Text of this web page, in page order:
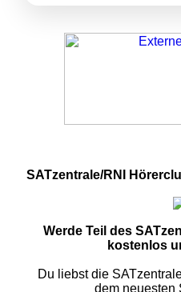
SATzentrale/RNI
Werde Teil des
kostenlos
Du liebst die
dem neuesten